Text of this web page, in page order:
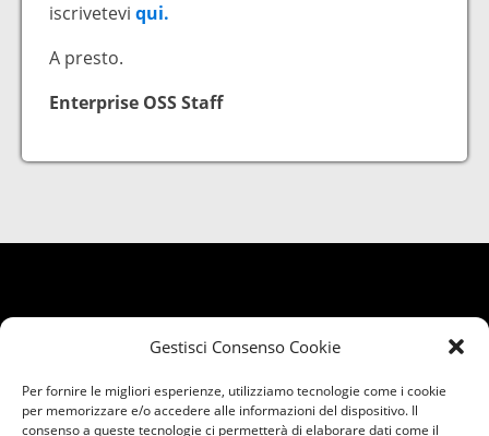
Gestisci Consenso Cookie
Per fornire le migliori esperienze, utilizziamo tecnologie come i cookie
per memorizzare e/o accedere alle informazioni del dispositivo. Il
consenso a queste tecnologie ci permetterà di elaborare dati come il
iscrivetevi qui.
A presto.
Enterprise OSS Staff